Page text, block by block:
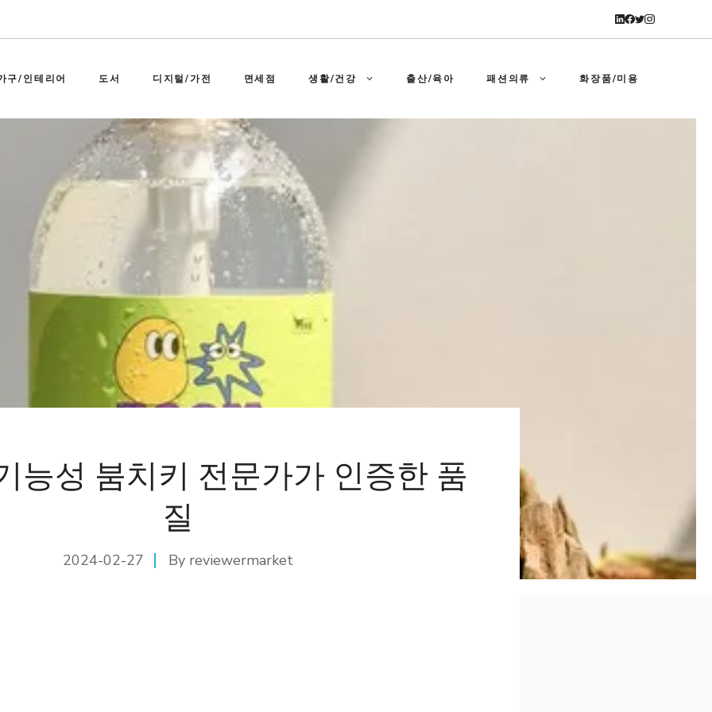
구/인테리어 도서 디지털/가전 면세점 생활/건강 출산/육아 패션의류 화장품/미용
능성 붐치키 전문가가 인증한 품
질
2024-02-27 By reviewermarket